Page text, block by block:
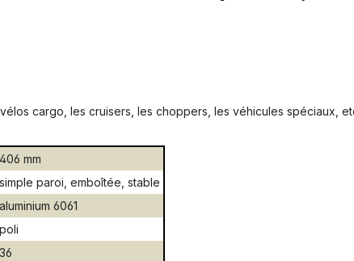
cargo, les cruisers, les choppers, les véhicules spéciaux,
406 mm
simple paroi, emboîtée, stable
aluminium 6061
poli
36